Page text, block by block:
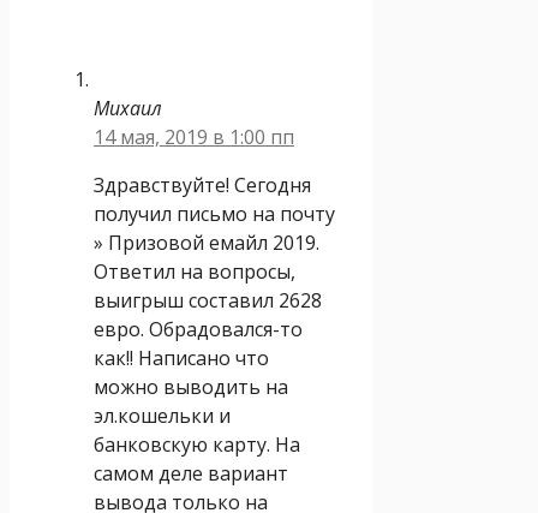
Михаил
14 мая, 2019 в 1:00 пп
Здравствуйте! Сегодня
получил письмо на почту
» Призовой емайл 2019.
Ответил на вопросы,
выигрыш составил 2628
евро. Обрадовался-то
как!! Написано что
можно выводить на
эл.кошельки и
банковскую карту. На
самом деле вариант
вывода только на